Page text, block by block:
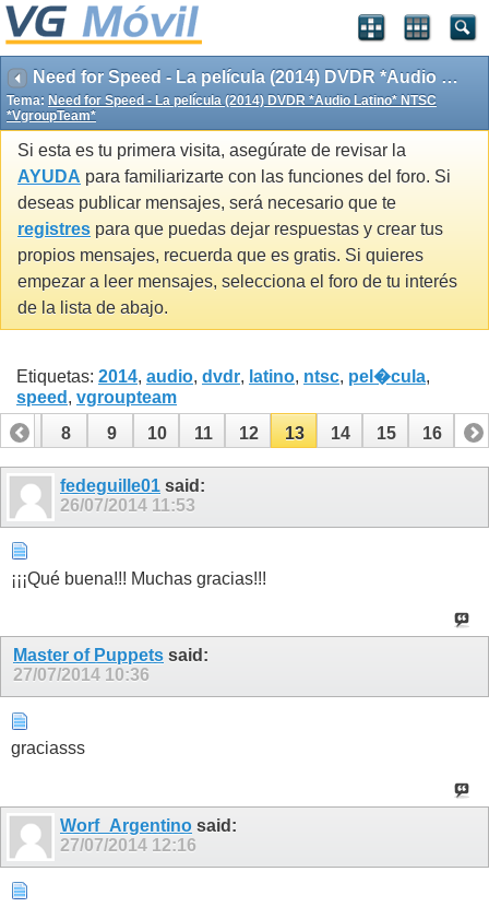
Need for Speed - La película (2014) DVDR *Audio Latino* NTSC *VgroupTeam*
Tema: Need for Speed - La película (2014) DVDR *Audio Latino* NTSC
*VgroupTeam*
Si esta es tu primera visita, asegúrate de revisar la
AYUDA para familiarizarte con las funciones del foro. Si
deseas publicar mensajes, será necesario que te
registres para que puedas dejar respuestas y crear tus
propios mensajes, recuerda que es gratis. Si quieres
empezar a leer mensajes, selecciona el foro de tu interés
de la lista de abajo.
Etiquetas: 2014, audio, dvdr, latino, ntsc, pel�cula,
speed , vgroupteam
7
8 9 10 11 12 13 14 15 16
fedeguille01 said:
26/07/2014 11:53
¡¡¡Qué buena!!! Muchas gracias!!!
Master of Puppets said:
27/07/2014 10:36
graciasss
Worf_Argentino said:
27/07/2014 12:16